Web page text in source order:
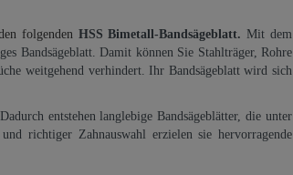
folgenden HSS Bimetall-Bandsägeblatt. Mit dem
Bandsägeblatt. Damit können Sie Stahlträger, Rohre
weitgehend verhindert. Ihr Bandsägeblatt wird sich
entstehen langlebige Bandsägeblätter, die unter
richtiger Zahnauswahl erzielen sie hervorragende